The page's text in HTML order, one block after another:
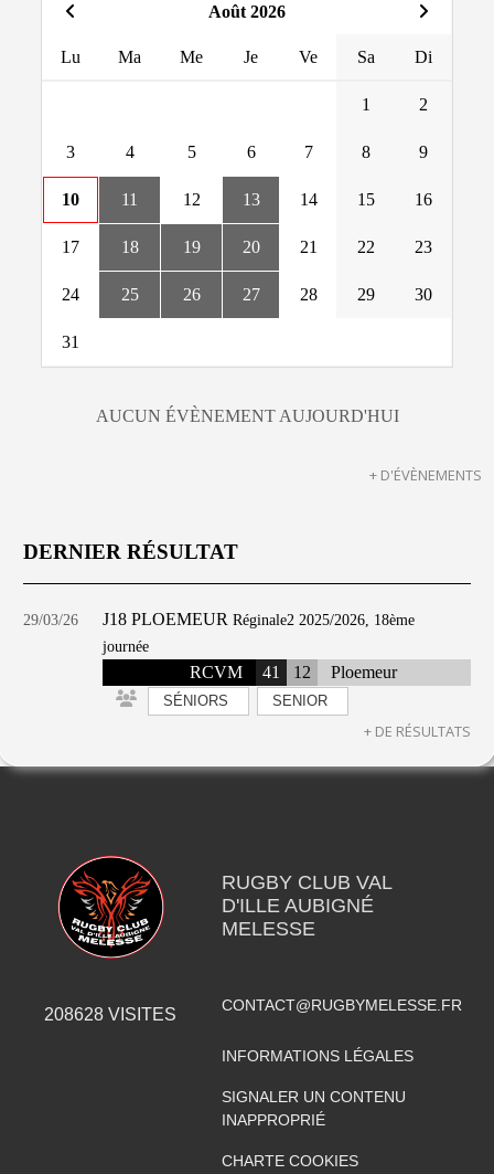
Août 2026
Lu Ma Me Je Ve Sa Di
1 2
3 4 5 6 7 8 9
10 11 12 13 14 15 16
17 18 19 20 21 22 23
24 25 26 27 28 29 30
31
AUCUN ÉVÈNEMENT AUJOURD'HUI
+ D'ÉVÈNEMENTS
DERNIER RÉSULTAT
29/03/26 J18 PLOEMEUR Réginale2 2025/2026, 18ème
journée
RCVM 41 12 Ploemeur
SÉNIORS SENIOR
+ DE RÉSULTATS
208628 VISITES
RUGBY CLUB VAL
D'ILLE AUBIGNÉ
MELESSE
CONTACT@RUGBYMELESSE.FR
INFORMATIONS LÉGALES
SIGNALER UN CONTENU
INAPPROPRIÉ
CHARTE COOKIES